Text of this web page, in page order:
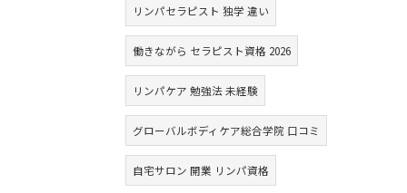
リンパセラピスト 独学 違い
働きながら セラピスト資格 2026
リンパケア 勉強法 未経験
グローバルボディケア総合学院 口コミ
自宅サロン 開業 リンパ資格